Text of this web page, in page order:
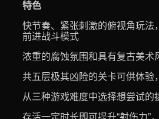
特色
快节奏、紧张刺激的俯视角玩法
前进战斗模式
浓重的腐蚀氛围和具有复古美术
共五层极其凶险的关卡可供体验
从三种游戏难度中选择想尝试的